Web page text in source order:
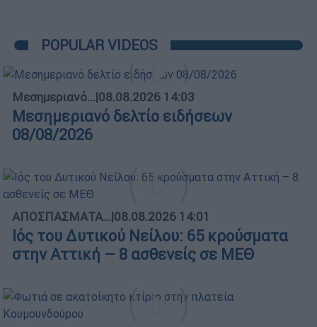
POPULAR VIDEOS
Μεσημεριανό...|08.08.2026 14:03
Μεσημεριανό δελτίο ειδήσεων
08/08/2026
ΑΠΟΣΠΑΣΜΑΤΑ...|08.08.2026 14:01
Ιός του Δυτικού Νείλου: 65 κρούσματα
στην Αττική – 8 ασθενείς σε ΜΕΘ